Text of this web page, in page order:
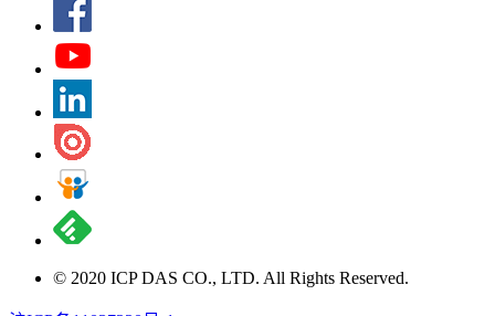
© 2020 ICP DAS CO., LTD. All Rights Reserved.